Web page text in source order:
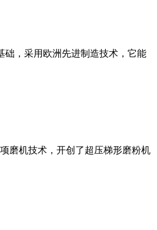
，采用欧洲先进制造技术，它能
磨机技术，开创了超压梯形磨粉机